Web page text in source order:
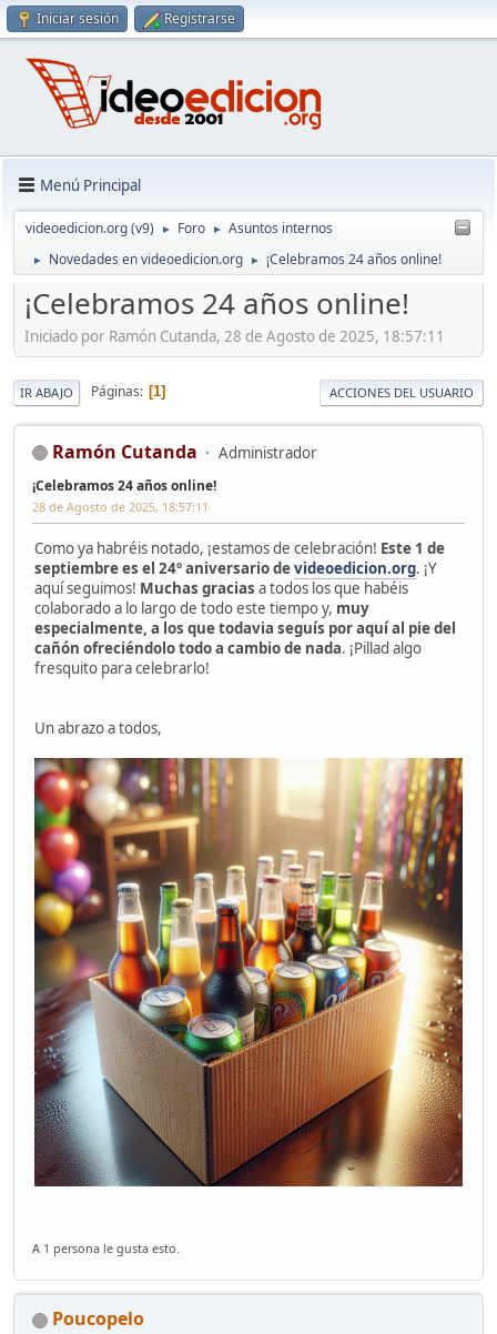
Iniciar sesión Registrarse
Menú Principal
videoedicion.org (v9) ► Foro ► Asuntos internos
► Novedades en videoedicion.org ► ¡Celebramos 24 años online!
¡Celebramos 24 años online!
Iniciado por Ramón Cutanda, 28 de Agosto de 2025, 18:57:11
IR ABAJO Páginas 1 ACCIONES DEL USUARIO
Ramón Cutanda Administrador
¡Celebramos 24 años online!
28 de Agosto de 2025, 18:57:11
Como ya habréis notado, ¡estamos de celebración! Este 1 de
septiembre es el 24º aniversario devideoedicion.org. ¡Y
aquí seguimos! Muchas gracias a todos los que habéis
colaborado a lo largo de todo este tiempo y, muy
especialmente, a los que todavia seguís por aquí al pie del
cañón ofreciéndolo todo a cambio de nada. ¡Pillad algo
fresquito para celebrarlo!
Un abrazo a todos,
A 1 persona le gusta esto.
Poucopelo